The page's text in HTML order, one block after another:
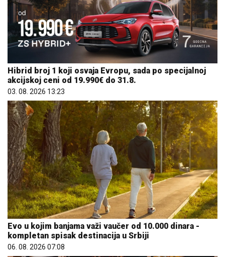
Hibrid broj 1 koji osvaja Evropu, sada po specijalnoj
akcijskoj ceni od 19.990€ do 31.8.
03. 08. 2026 13:23
Evo u kojim banjama važi vaučer od 10.000 dinara -
kompletan spisak destinacija u Srbiji
06. 08. 2026 07:08